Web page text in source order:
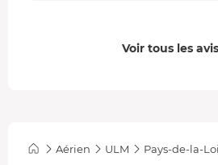
et notamment bien équipé avec
Voir tous les avis
Aérien ULM Pays-de-la-